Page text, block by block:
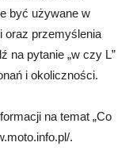
być używane w
oraz przemyślenia
na pytanie „w czy L”
i okoliczności.
na temat „Co
.